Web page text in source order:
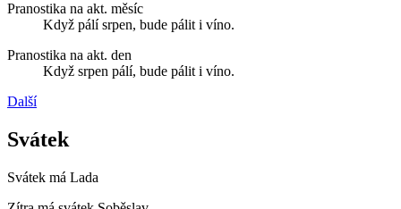
Pranostika na akt. měsíc
Když pálí srpen, bude pálit i víno.
Pranostika na akt. den
Když srpen pálí, bude pálit i víno.
Další
Svátek
Svátek má Lada